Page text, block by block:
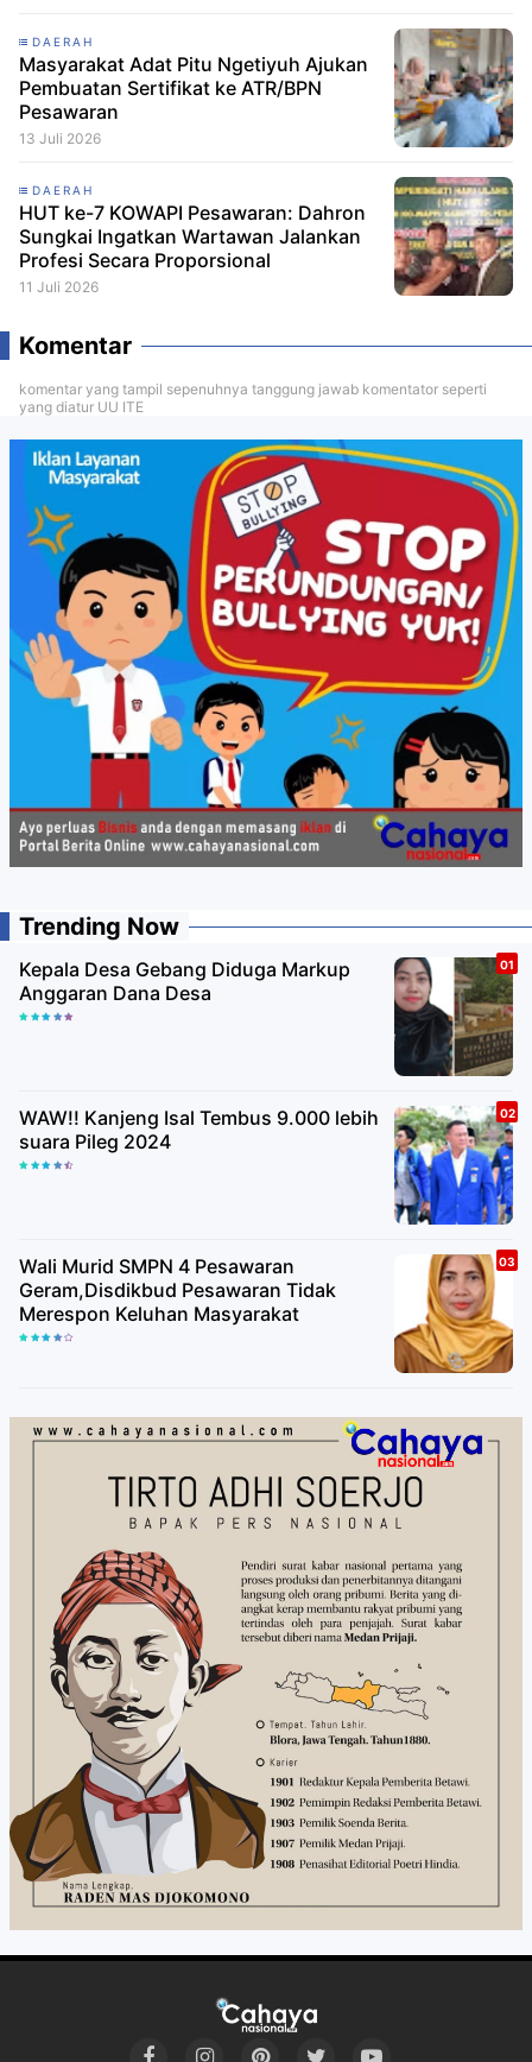
DAERAH
Masyarakat Adat Pitu Ngetiyuh Ajukan
Pembuatan Sertifikat ke ATR/BPN
Pesawaran
13 Juli 2026
DAERAH
HUT ke-7 KOWAPI Pesawaran: Dahron
Sungkai Ingatkan Wartawan Jalankan
Profesi Secara Proporsional
11 Juli 2026
Komentar
komentar yang tampil sepenuhnya tanggung jawab komentator seperti
yang diatur UU ITE
Trending Now
Kepala Desa Gebang Diduga Markup
Anggaran Dana Desa
WAW!! Kanjeng Isal Tembus 9.000 lebih
suara Pileg 2024
Wali Murid SMPN 4 Pesawaran
Geram,Disdikbud Pesawaran Tidak
Merespon Keluhan Masyarakat